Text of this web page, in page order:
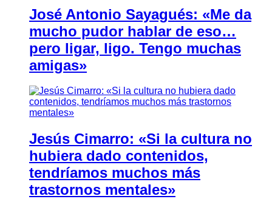
José Antonio Sayagués: «Me da
mucho pudor hablar de eso…
pero ligar, ligo. Tengo muchas
amigas»
Jesús Cimarro: «Si la cultura no
hubiera dado contenidos,
tendríamos muchos más
trastornos mentales»